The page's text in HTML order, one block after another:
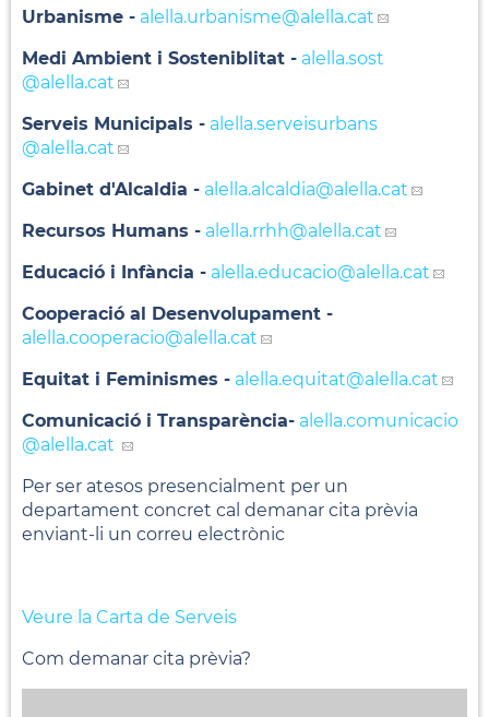
Urbanisme - alella.urbanisme@alella.cat
Medi Ambient i Sosteniblitat - alella.sost
@alella.cat
Serveis Municipals - alella.serveisurbans
@alella.cat
Gabinet d'Alcaldia - alella.alcaldia@alella.cat
Recursos Humans - alella.rrhh@alella.cat
Educació i Infància - alella.educacio@alella.cat
Cooperació al Desenvolupament -
alella.cooperacio@alella.cat
Equitat i Feminismes - alella.equitat@alella.cat
Comunicació i Transparència- alella.comunicacio
@alella.cat
Per ser atesos presencialment per un
departament concret cal demanar cita prèvia
enviant-li un correu electrònic
Veure la Carta de Serveis
Com demanar cita prèvia?